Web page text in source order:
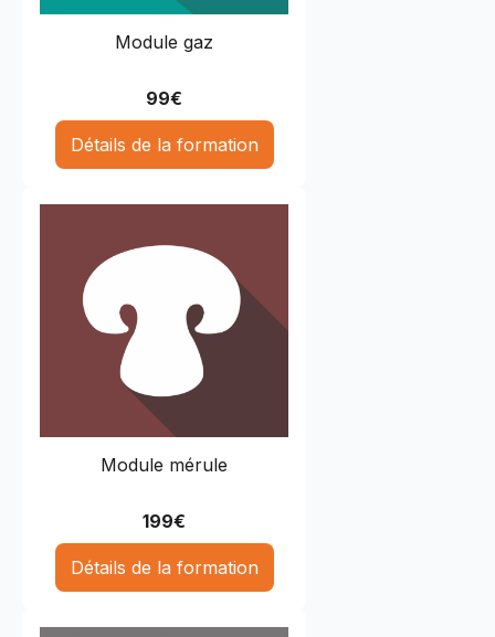
Module gaz
99€
Détails de la formation
Module mérule
199€
Détails de la formation